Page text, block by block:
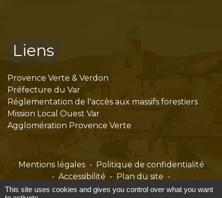
Liens
Provence Verte & Verdon
Préfecture du Var
Réglementation de l'accès aux massifs forestiers
Mission Local Ouest Var
Agglomération Provence Verte
Mentions légales - Politique de confidentialité
- Accessibilité - Plan du site -
Gestion des cookies
This site uses cookies and gives you control over what you want